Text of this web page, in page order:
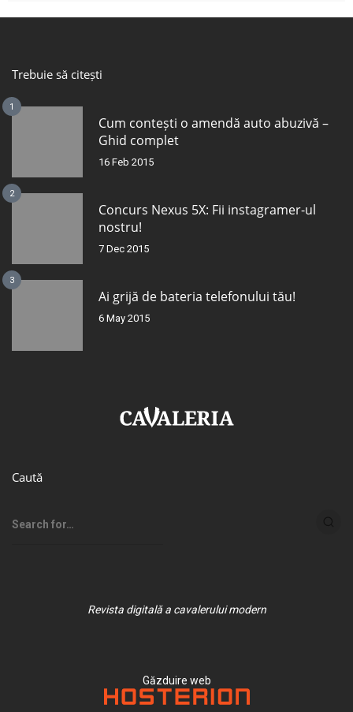
Trebuie să citești
1
Cum contești o amendă auto abuzivă –
Ghid complet
16 Feb 2015
2
Concurs Nexus 5X: Fii instagramer-ul
nostru!
7 Dec 2015
3
Ai grijă de bateria telefonului tău!
6 May 2015
Caută
Revista digitală a cavalerului modern
Găzduire web